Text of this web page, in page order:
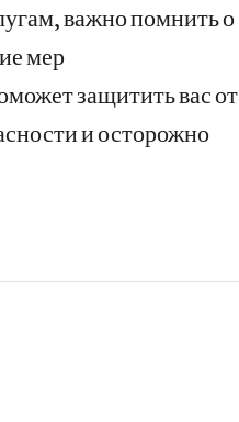
важно помнить о
мер
защитить вас от
и осторожно